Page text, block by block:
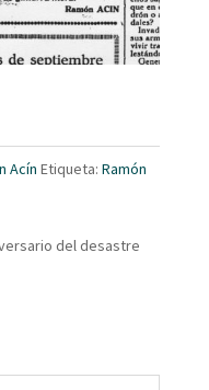
Acín Etiqueta: Ramón
del desastre